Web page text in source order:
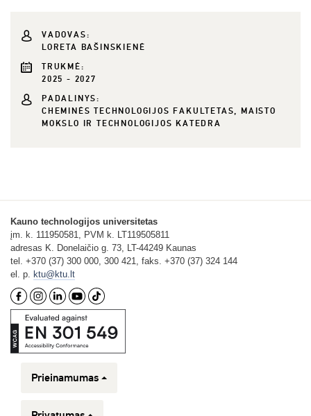
VADOVAS:
LORETA BAŠINSKIENĖ
TRUKMĖ:
2025 - 2027
PADALINYS:
CHEMINĖS TECHNOLOGIJOS FAKULTETAS, MAISTO
MOKSLO IR TECHNOLOGIJOS KATEDRA
Kauno technologijos universitetas
įm. k. 111950581, PVM k. LT119505811
adresas K. Donelaičio g. 73, LT-44249 Kaunas
tel. +370 (37) 300 000, 300 421, faks. +370 (37) 324 144
el. p. ktu@ktu.lt
Prieinamumas